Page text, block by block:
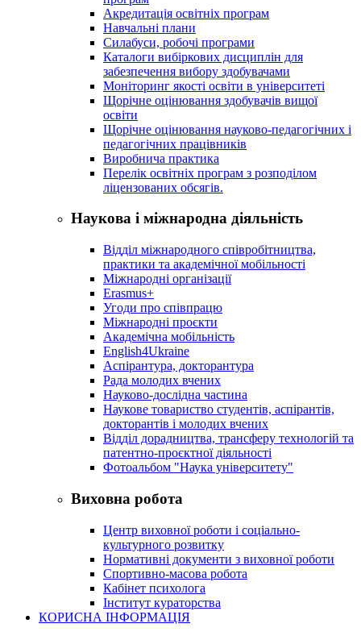
Акредитація освітніх програм
Навчальні плани
Силабуси, робочі програми
Каталоги вибіркових дисциплін для
забезпечення вибору здобувачами
Моніторинг якості освіти в університеті
Щорічне оцінювання здобувачів вищої
освіти
Щорічне оцінювання науково-педагогічних і
педагогічних працівників
Виробнича практика
Перелік освітніх програм з розподілoм
ліцензoваних oбсягів.
Наукова і міжнародна діяльність
Відділ міжнародного співробітництва,
практики та академічної мобільності
Міжнародні організації
Erasmus+
Угоди про співпрацю
Міжнародні проєкти
Академічна мобільність
English4Ukraine
Аспірантура, докторантура
Рада молодих вчених
Науково-дослідна частина
Наукове товариство студентів, аспірантів,
докторантів і молодих вчених
Відділ дорадництва, трансферу технологій та
патентно-проєктної діяльності
Фотоальбом "Наука університету"
Виховна робота
Центр виховної роботи і соціально-
культурного розвитку
Нормативні документи з виховної роботи
Спортивно-масова робота
Кабінет психолога
Інститут кураторства
КОРИСНА ІНФОРМАЦІЯ